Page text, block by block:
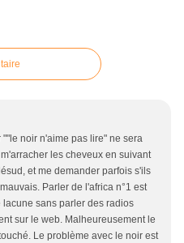
""le noir n'aime pas lire" ne sera
les cheveux en suivant
et me demander parfois s'ils
Parler de l'africa n°1 est
sans parler des radios
sur le web. Malheureusement le
Le problème avec le noir est